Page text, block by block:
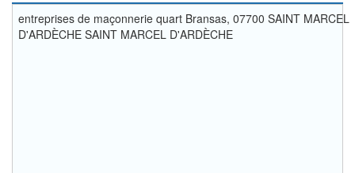
entreprises de maçonnerie quart Bransas, 07700 SAINT MARCEL
D'ARDÈCHE SAINT MARCEL D'ARDÈCHE